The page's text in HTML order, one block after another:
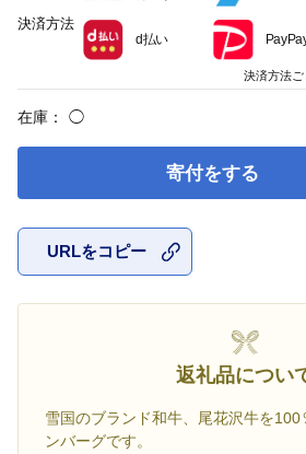
在庫： ◯
寄付をする
URLをコピー
返礼品につい
雪国のブランド和牛、尾花沢牛を100
ンバーグです。
決済方法
d払い
決済方法ご